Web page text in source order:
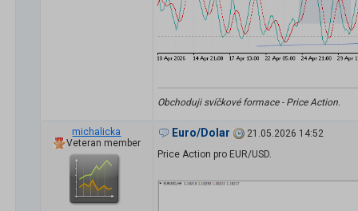
Obchoduji svíčkové formace - Price Action.
michalicka
Veteran member
Euro/Dolar
21.05.2026 14:52
Price Action pro EUR/USD.